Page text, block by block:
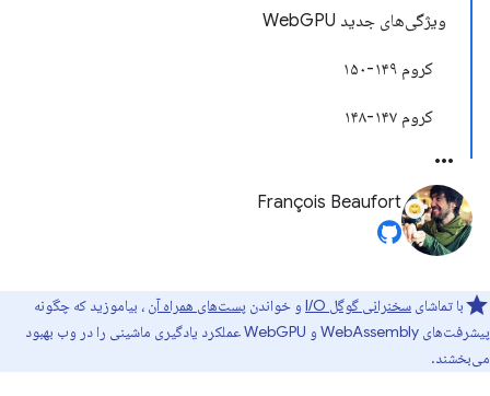
ویژگی‌های جدید WebGPU
کروم ۱۴۹-۱۵۰
کروم ۱۴۷-۱۴۸
François Beaufort
با تماشای سخنرانی گوگل I/O و خواندن پست‌های همراه آن ، بیاموزید که چگونه
پیشرفت‌های WebAssembly و WebGPU عملکرد یادگیری ماشینی را در وب بهبود
می‌بخشند.